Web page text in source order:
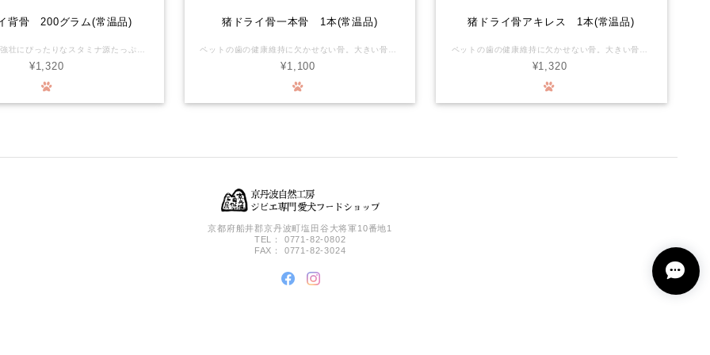
背骨 200グラム(常温品)
¥1,320
猪ドライ骨一本骨 1本(常温品)
¥1,100
猪ドライ骨アキレス 1本(常温品)
¥1,320
京都府船井郡京丹波町塩田谷大将軍10番地1
TEL： 0771-82-0802
FAX： 0771-82-3024